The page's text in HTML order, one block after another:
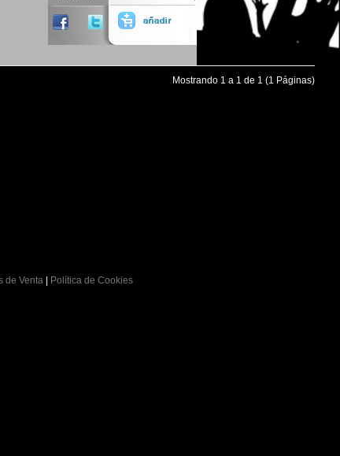
Mostrando 1 a 1 de 1 (1 Páginas)
de Venta| Política de Cookies